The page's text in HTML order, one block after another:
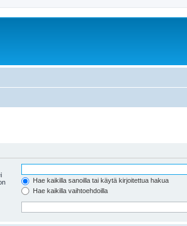
Hae kaikilla sanoilla tai käytä kirjoitettua hakua
Hae kaikilla vaihtoehdoilla